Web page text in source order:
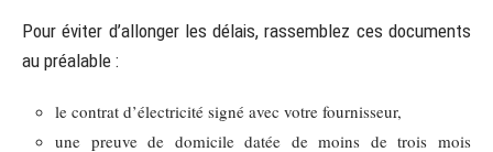
Pour éviter d’allonger les délais, rassemblez ces documents
au préalable :
le contrat d’électricité signé avec votre fournisseur,
une preuve de domicile datée de moins de trois mois